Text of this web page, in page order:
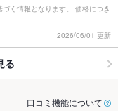
く情報となります。 価格につき
2026/06/01 更新
る
口コミ機能について